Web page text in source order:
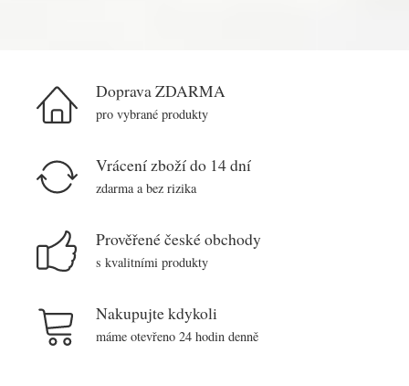
Doprava ZDARMA
pro vybrané produkty
Vrácení zboží do 14 dní
zdarma a bez rizika
Prověřené české obchody
s kvalitními produkty
Nakupujte kdykoli
máme otevřeno 24 hodin denně